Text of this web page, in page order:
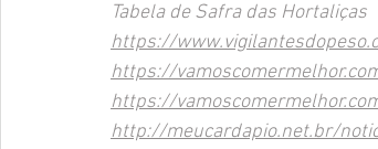
Tabela de Safra das Hortaliças
https://
https://
https://
http://meucardapio.net.br/